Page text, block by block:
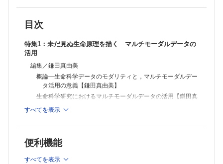
概論―褐色脂肪の真価に迫る研究展開【米代武司，梶村真吾】
褐色脂肪組織とインスリン感受性―BCAA窒素フラックスを介した熱産
生非依存的制御機構【米代武司，梶村真吾】
褐色化に伴う脂肪組織線維化の抑制メカニズム【長谷川 豊】
血管周囲脂肪組織の褐色化と血管疾患・炎症【橋本昌樹，上田和孝，小
室一成】
News & Hot Paper Digest
IL-11標的阻害剤は，若さを手に入れる特効薬となるか？【福田智美，
血糖値を自ら感知し，インスリン作用をオン・オフできるインスリン製
Partners】
カレントトピックス
好中球エラスターゼによる肝細胞内Ca2+ 関連タンパク質分解とアルコ
目次
特集1：未だ見ぬ生命原理を描く マルチモーダルデータの
活用
編集／鎌田真由美
概論―生命科学データのモダリティと，マルチモーダルデー
タ活用の意義【鎌田真由美】
生命科学研究におけるマルチモーダルデータの活用【鎌田真
由美】
大きな潮流になりうるか？【高木利久】
マルチモーダルでマルチモダリティな創薬を支援する情報技
術【大上雅史】
マルチモーダルデータの統合と説明可能なAIのがんゲノム医
すべてを表示
便利機能
すべてを表示